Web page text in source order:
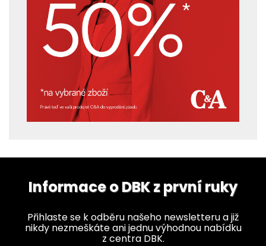
Informace o DBK z první ruky
Přihlaste se k odběru našeho newsletteru a již
nikdy nezmeškáte ani jednu výhodnou nabídku
z centra DBK.